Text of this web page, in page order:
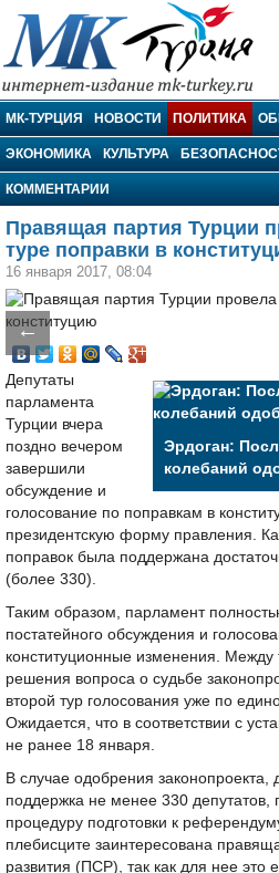
МК-Турция
МК-ТУРЦИЯ НОВОСТИ ПОЛИТИКА
ЭКОНОМИКА КУЛЬТУРА
КОММЕНТАРИИ
Правящая партия Турции
туре поправки в
16 января 2017, 08:04
←
Эрдоган:
колебаний
Депутаты
парламента
Турции вчера
поздно вечером
завершили
обсуждение и
голосование по поправкам в
президентскую форму правления.
поправок была поддержана
(более 330).
Таким образом, парламент
постатейного обсуждения и
конституционные изменения. Между
решения вопроса о судьбе
второй тур голосования уже по
Ожидается, что в соответствии с
не ранее 18 января.
В случае одобрения законопроекта,
поддержка не менее 330 депутатов,
процедуру подготовки к
плебисците заинтересована
развития (ПСР), так как для нее это